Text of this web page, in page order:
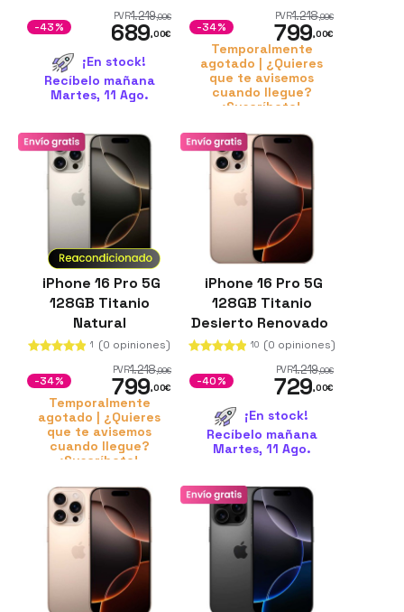
PVR1.219,00€
689,00€
-43%
¡En stock!
Recíbelo mañana
Martes, 11 Ago.
PVR1.218,99€
799,00€
-34%
Temporalmente
agotado | ¿Quieres
que te avisemos
cuando llegue?
¡Suscríbete!
iPhone 16 Pro 5G
128GB Titanio
Natural
Reacondicionado
1 (0 opiniones)
PVR1.218,99€
799,00€
-34%
Temporalmente
agotado | ¿Quieres
que te avisemos
cuando llegue?
¡Suscríbete!
iPhone 16 Pro 5G
128GB Titanio
Desierto Renovado
10 (0 opiniones)
PVR1.219,00€
729,00€
-40%
¡En stock!
Recíbelo mañana
Martes, 11 Ago.